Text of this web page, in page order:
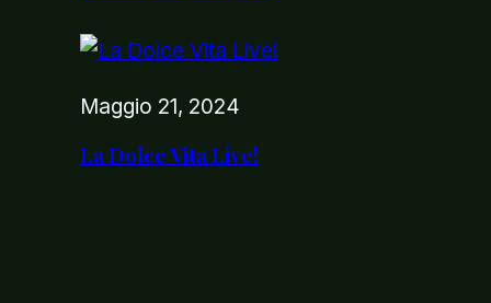
Maggio 21, 2024
La Dolce Vita Live!